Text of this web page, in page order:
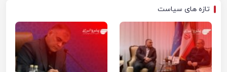
تازه های سیاست